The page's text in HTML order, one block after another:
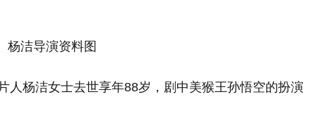
洁导演资料图
人杨洁女士去世享年88岁，剧中美猴王孙悟空的扮演